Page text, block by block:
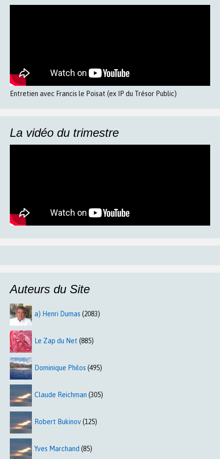
Entretien avec Francis le Poisat (ex IP du Trésor Public)
La vidéo du trimestre
Auteurs du Site
a) Henri Dumas (2083)
Le Zap du Net (885)
Dominique Philos (495)
Claude Reichman (305)
Robert Bukinov(125)
Yves Marchand (85)